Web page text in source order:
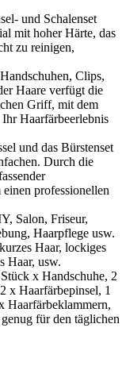
und Schalenset
mit hoher Härte, das
zu reinigen,
Clips,
Haare verfügt die
Griff, mit dem
Ihr Haarfärbeerlebnis
und das Bürstenset
Durch die
professionellen
Salon, Friseur,
Haarpflege usw.
Haar, lockiges
Haar, usw.
x Handschuhe, 2
x Haarfärbepinsel, 1
Haarfärbeklammern,
für den täglichen